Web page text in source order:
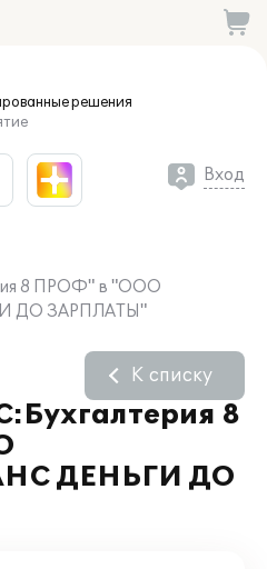
решения
Вход
8 ПРОФ" в "ООО
ДО ЗАРПЛАТЫ"
8
ДЕНЬГИ ДО
К списку